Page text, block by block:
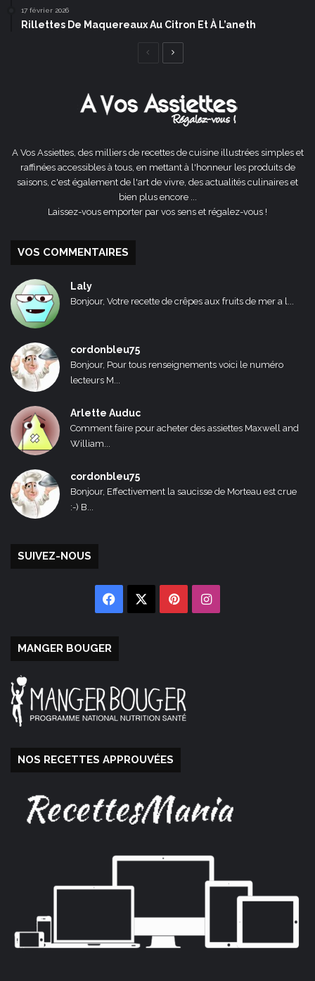
17 février 2026
Rillettes De Maquereaux Au Citron Et À L’aneth
Page
A Vos Assiettes, des milliers de recettes de cuisine illustrées simples et
raffinées accessibles à tous, en mettant à l'honneur les produits de
saisons, c'est également de l'art de vivre, des actualités culinaires et
bien plus encore ...
Laissez-vous emporter par vos sens et régalez-vous !
VOS COMMENTAIRES
Laly
Bonjour, Votre recette de crêpes aux fruits de mer a l...
cordonbleu75
Bonjour, Pour tous renseignements voici le numéro
lecteurs M...
Arlette Auduc
Comment faire pour acheter des assiettes Maxwell and
William...
cordonbleu75
Bonjour, Effectivement la saucisse de Morteau est crue
:-) B...
SUIVEZ-NOUS
Facebook PinterestInstagram
MANGER BOUGER
NOS RECETTES APPROUVÉES